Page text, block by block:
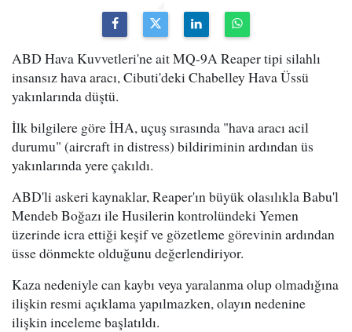
ABD Hava Kuvvetleri'ne ait MQ-9A Reaper tipi silahlı
insansız hava aracı, Cibuti'deki Chabelley Hava Üssü
yakınlarında düştü.
İlk bilgilere göre İHA, uçuş sırasında "hava aracı acil
durumu" (aircraft in distress) bildiriminin ardından üs
yakınlarında yere çakıldı.
ABD'li askeri kaynaklar, Reaper'ın büyük olasılıkla Babu'l
Mendeb Boğazı ile Husilerin kontrolündeki Yemen
üzerinde icra ettiği keşif ve gözetleme görevinin ardından
üsse dönmekte olduğunu değerlendiriyor.
Kaza nedeniyle can kaybı veya yaralanma olup olmadığına
ilişkin resmi açıklama yapılmazken, olayın nedenine
ilişkin inceleme başlatıldı.